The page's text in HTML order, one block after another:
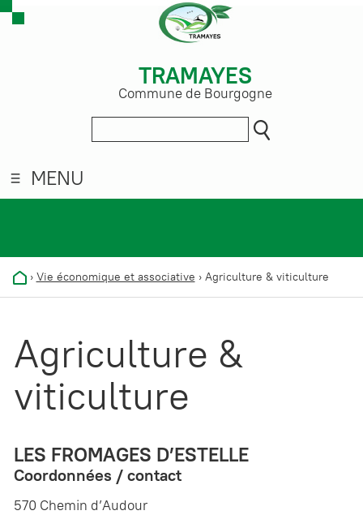
TRAMAYES
Commune de Bourgogne
MENU
› Vie économique et associative › Agriculture & viticulture
Agriculture &
viticulture
LES FROMAGES D’ESTELLE
Coordonnées / contact
570 Chemin d’Audour